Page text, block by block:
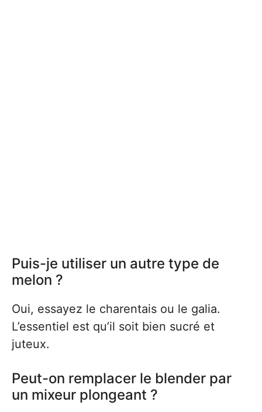
Puis-je utiliser un autre type de
melon ?
Oui, essayez le charentais ou le galia.
L’essentiel est qu’il soit bien sucré et
juteux.
Peut-on remplacer le blender par
un mixeur plongeant ?